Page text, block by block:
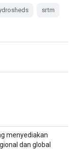
srtm
menyediakan
dan global